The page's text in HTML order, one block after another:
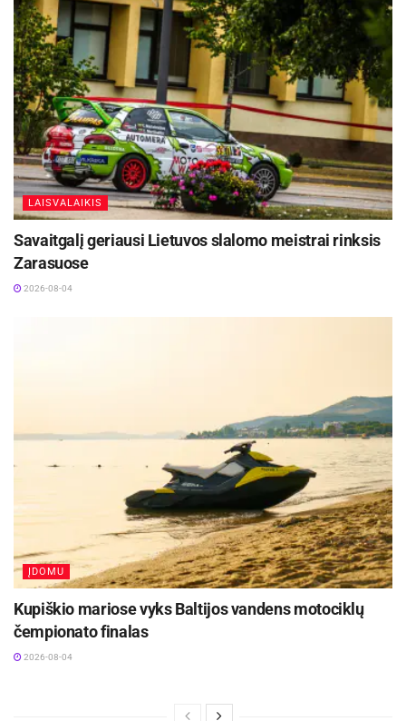
LAISVALAIKIS
Savaitgalį geriausi Lietuvos slalomo meistrai rinksis
Zarasuose
2026-08-04
ĮDOMU
Kupiškio mariose vyks Baltijos vandens motociklų
čempionato finalas
2026-08-04